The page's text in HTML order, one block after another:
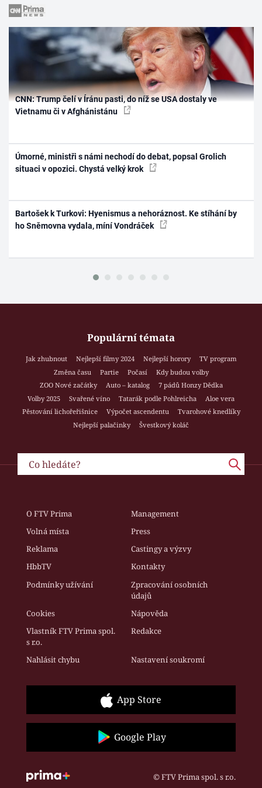
CNN: Trump čelí v Íránu pasti, do níž se USA dostaly ve
Vietnamu či v Afghánistánu
Úmorné, ministři s námi nechodí do debat, popsal Grolich
situaci v opozici. Chystá velký krok
Bartošek k Turkovi: Hyenismus a nehoráznost. Ke stíhání by
ho Sněmovna vydala, míní Vondráček
Populární témata
Jak zhubnout Nejlepší filmy 2024 Nejlepší horory
TV program
Změna času
Partie Počasí
Kdy budou volby
ZOO Nové začátky
Auto – katalog
7 pádů Honzy Dědka
Volby 2025
Svařené víno Tatarák podle Pohlreicha
Aloe vera
Pěstování lichořeřišnice
Výpočet ascendentu
Tvarohové knedlíky
Nejlepší palačinky
Švestkový koláč
O FTV Prima
Management
Volná místa
Press
Reklama
Castingy a výzvy
HbbTV
Kontakty
Podmínky užívání
Zpracování osobních
údajů
Cookies
Nápověda
Vlastník FTV Prima spol.
s r.o.
Redakce
Nahlásit chybu Nastavení soukromí
App Store
Google Play
© FTV Prima spol. s r.o.